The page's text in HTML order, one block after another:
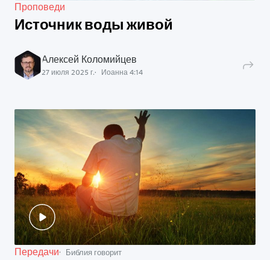
Проповеди
Источник воды живой
Алексей Коломийцев
27 июля 2025 г. Иоанна 4:14
Передачи Библия говорит